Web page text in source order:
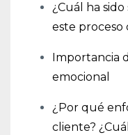
¿Cuál ha
este proceso
Importancia
emocional
¿Por qué
cliente?